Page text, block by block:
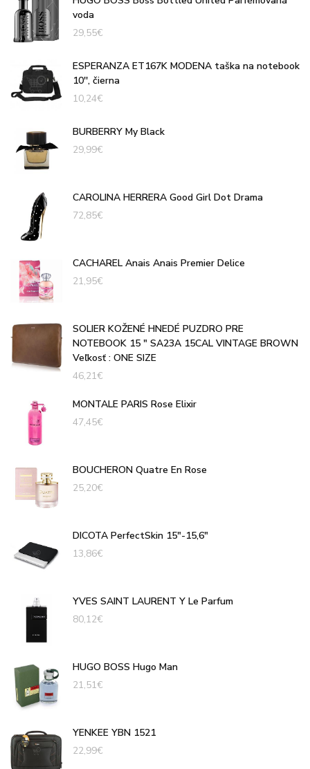
voda
29,55€
ESPERANZA ET167K MODENA taška na notebook
10'', čierna
10,24€
BURBERRY My Black
29,99€
CAROLINA HERRERA Good Girl Dot Drama
72,85€
CACHAREL Anais Anais Premier Delice
21,95€
SOLIER KOŽENÉ HNEDÉ PUZDRO PRE
NOTEBOOK 15 " SA23A 15CAL VINTAGE BROWN
Veľkosť : ONE SIZE
46,21€
MONTALE PARIS Rose Elixir
47,45€
BOUCHERON Quatre En Rose
25,20€
DICOTA PerfectSkin 15"-15,6"
13,86€
YVES SAINT LAURENT Y Le Parfum
80,12€
HUGO BOSS Hugo Man
21,51€
YENKEE YBN 1521
22,99€